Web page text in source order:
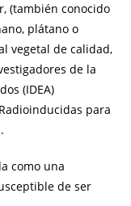
(también conocido
plátano o
vegetal de calidad,
de la
(IDEA)
para
como una
de ser